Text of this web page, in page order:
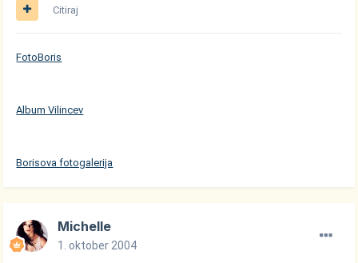
Citiraj
FotoBoris
Album Vilincev
Borisova fotogalerija
Michelle
1. oktober 2004